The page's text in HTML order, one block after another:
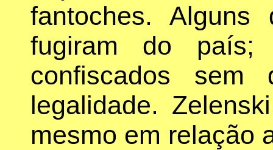
fantoches.
fugiram do
confiscados sem
legalidade.
mesmo em relação